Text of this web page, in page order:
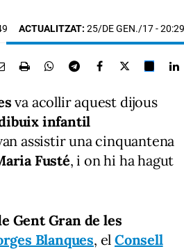
ACTUALITZAT: 25/DE GEN./17 - 20:29
va acollir aquest dijous
infantil
assistir una cinquantena
Fusté, i on hi ha hagut
Gent Gran de les
Blanques, elConsell